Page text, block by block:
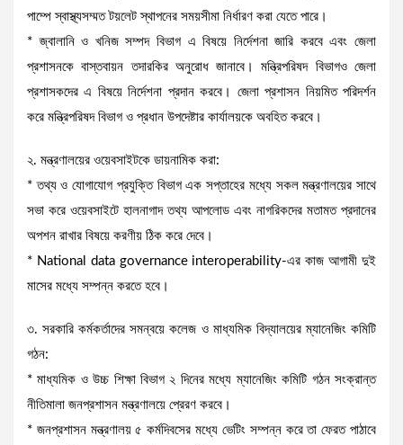
পাম্পে স্বাস্থ্যসম্মত টয়লেট স্থাপনের সময়সীমা নির্ধারণ করা যেতে পারে।
* জ্বালানি ও খনিজ সম্পদ বিভাগ এ বিষয়ে নির্দেশনা জারি করবে এবং জেলা
প্রশাসনকে বাস্তবায়ন তদারকির অনুরোধ জানাবে। মন্ত্রিপরিষদ বিভাগও জেলা
প্রশাসকদের এ বিষয়ে নির্দেশনা প্রদান করবে। জেলা প্রশাসন নিয়মিত পরিদর্শন
করে মন্ত্রিপরিষদ বিভাগ ও প্রধান উপদেষ্টার কার্যালয়কে অবহিত করবে।
২. মন্ত্রণালয়ের ওয়েবসাইটকে ডায়নামিক করা:
* তথ্য ও যোগাযোগ প্রযুক্তি বিভাগ এক সপ্তাহের মধ্যে সকল মন্ত্রণালয়ের সাথে
সভা করে ওয়েবসাইটে হালনাগাদ তথ্য আপলোড এবং নাগরিকদের মতামত প্রদানের
অপশন রাখার বিষয়ে করণীয় ঠিক করে দেবে।
* National data governance interoperability-এর কাজ আগামী দুই
মাসের মধ্যে সম্পন্ন করতে হবে।
৩. সরকারি কর্মকর্তাদের সমন্বয়ে কলেজ ও মাধ্যমিক বিদ্যালয়ের ম্যানেজিং কমিটি
গঠন:
* মাধ্যমিক ও উচ্চ শিক্ষা বিভাগ ২ দিনের মধ্যে ম্যানেজিং কমিটি গঠন সংক্রান্ত
নীতিমালা জনপ্রশাসন মন্ত্রণালয়ে প্রেরণ করবে।
* জনপ্রশাসন মন্ত্রণালয় ৫ কর্মদিবসের মধ্যে ভেটিং সম্পন্ন করে তা ফেরত পাঠাবে